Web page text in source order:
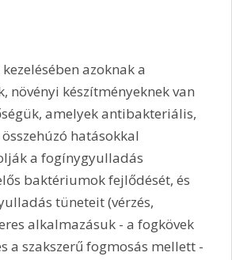
azoknak a
növényi készítményeknek van
amelyek antibakteriális,
hatásokkal
a fogínygyulladás
baktériumok fejlődését, és
tüneteit (vérzés,
alkalmazásuk - a fogkövek
a szakszerű fogmosás mellett -